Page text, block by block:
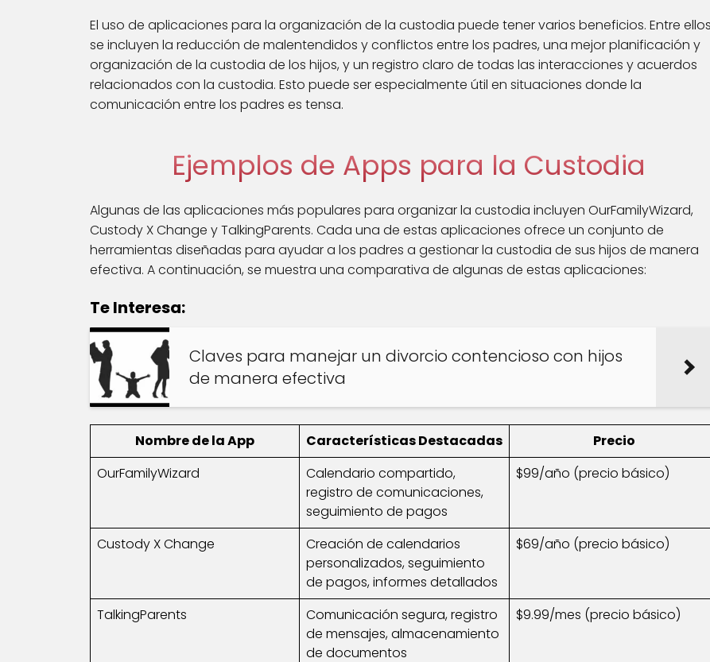
El uso de aplicaciones para la organización de la custodia puede tener varios beneficios. Entre
se incluyen la reducción de malentendidos y conflictos entre los padres, una mejor planificación y
organización de la custodia de los hijos, y un registro claro de todas las interacciones y acuerdos
relacionados con la custodia. Esto puede ser especialmente útil en situaciones donde la
comunicación entre los padres es tensa.
Ejemplos de Apps para la Custodia
Algunas de las aplicaciones más populares para organizar la custodia incluyen OurFamilyWizard,
Custody X Change y TalkingParents. Cada una de estas aplicaciones ofrece un conjunto de
herramientas diseñadas para ayudar a los padres a gestionar la custodia de sus hijos de manera
efectiva. A continuación, se muestra una comparativa de algunas de estas aplicaciones:
Te Interesa:
Claves para manejar un divorcio contencioso con hijos
de manera efectiva
Nombre de la App Características Destacadas
Precio
OurFamilyWizard
Calendario compartido,
registro de comunicaciones,
seguimiento de pagos
$99/año (precio básico)
Custody X Change
Creación de calendarios
personalizados, seguimiento
de pagos, informes detallados
$69/año (precio básico)
TalkingParents
Comunicación segura, registro
de mensajes, almacenamiento
de documentos
$9.99/mes (precio básico)